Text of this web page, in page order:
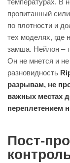
пропитанный
по плотности и
тех моделях, где
замша. Нейлон –
Он не мнется и
разновидность
разрывам, не
важных местах
переплетением
Пост-